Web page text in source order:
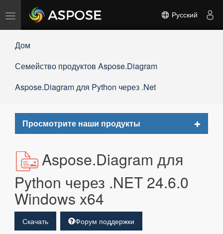
Переключить
навигацию
Русский
Дом
Семейство продуктов Aspose.Diagram
Aspose.Diagram для Python через .Net
Просмотрите наши продукты
Toggle
Aspose.Diagram для
Python через .NET 24.6.0
Windows x64
Скачать Форум поддержки